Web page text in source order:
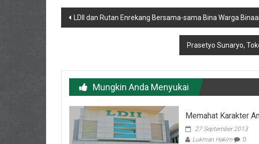
Navigasi
LDII dan Rutan Enrekang Bersama-sama Bina Warga
Prasetyo Sunaryo,
Mungkin Anda Menyukai
Memahat Karakter
27 September 2013
Lukman Hakim
0